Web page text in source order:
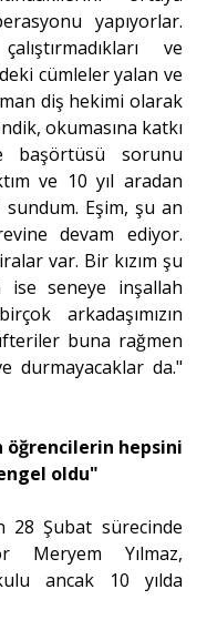
yapıyorlar.
ve
cümleler yalan ve
diş hekimi olarak
okumasına katkı
başörtüsü sorunu
ve 10 yıl aradan
Eşim, şu an
devam ediyor.
var. Bir kızım şu
seneye inşallah
arkadaşımızın
buna rağmen
durmayacaklar da."
hepsini
oldu"
28 Şubat sürecinde
Meryem Yılmaz,
ancak 10 yılda